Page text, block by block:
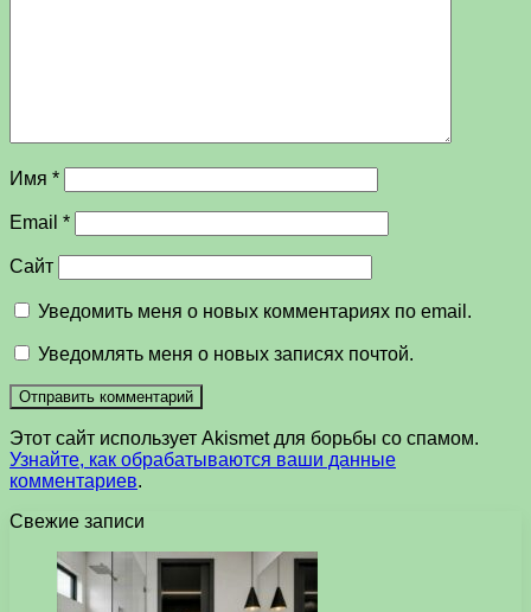
Имя *
Email *
Сайт
Уведомить меня о новых комментариях по email.
Уведомлять меня о новых записях почтой.
Этот сайт использует Akismet для борьбы со спамом.
Узнайте, как обрабатываются ваши данные
комментариев.
Свежие записи